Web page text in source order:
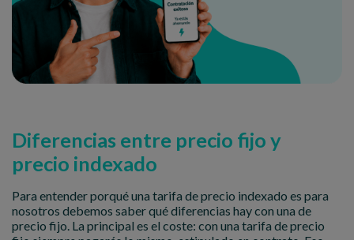
Diferencias entre precio fijo y
precio indexado
Para entender porqué una tarifa de precio indexado es para
nosotros debemos saber qué diferencias hay con una de
precio fijo. La principal es el coste: con una tarifa de precio